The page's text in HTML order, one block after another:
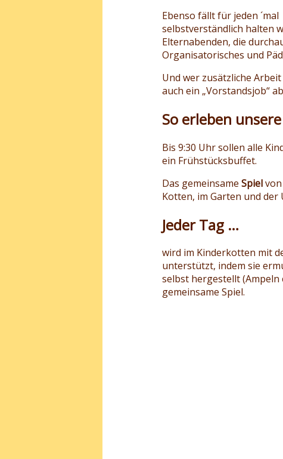
Ebenso fällt für jeden
selbstverständlich halten
Elternabenden, die
Organisatorisches und
Und wer zusätzliche
auch ein „Vorstandsjob“
So erleben
Bis 9:30 Uhr sollen alle
ein Frühstücksbuffet.
Das gemeinsame Spiel
Kotten, im Garten und der
Jeder Tag …
wird im Kinderkotten mit
unterstützt, indem sie
selbst hergestellt
gemeinsame Spiel.